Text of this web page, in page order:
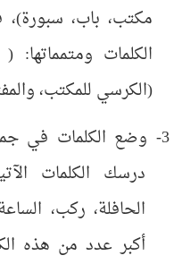
مكتب، باب،
الكلمات
(الكرسي للمكتب،
3- وضع الكلمات في
درسك الكلمات
الحافلة، ركب،
أكبر عدد من هذه